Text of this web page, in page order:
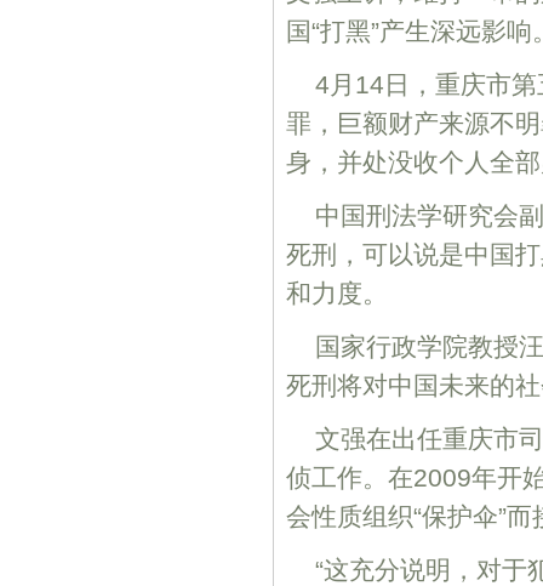
国“打黑”产生深远影响
4月14日，重庆市
罪，巨额财产来源不
身，并处没收个人全
中国刑法学研究会
死刑，可以说是中国
和力度。
国家行政学院教授
死刑将对中国未来的
文强在出任重庆市
侦工作。在2009年开
会性质组织“保护伞”
“这充分说明，对于